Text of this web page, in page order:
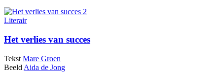
Literair
Het verlies van succes
Tekst Mare Groen
Beeld Aida de Jong